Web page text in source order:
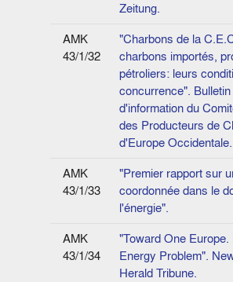
Zeitung.
AMK
43/1/32
"Charbons de la
charbons importés,
pétroliers: leurs
concurrence". Bulletin
d'information du
des Producteurs de
d'Europe Occidentale.
AMK
43/1/33
"Premier rapport sur
coordonnée dans le
l'énergie".
AMK
43/1/34
"Toward One Europe.
Energy Problem".
Herald Tribune.